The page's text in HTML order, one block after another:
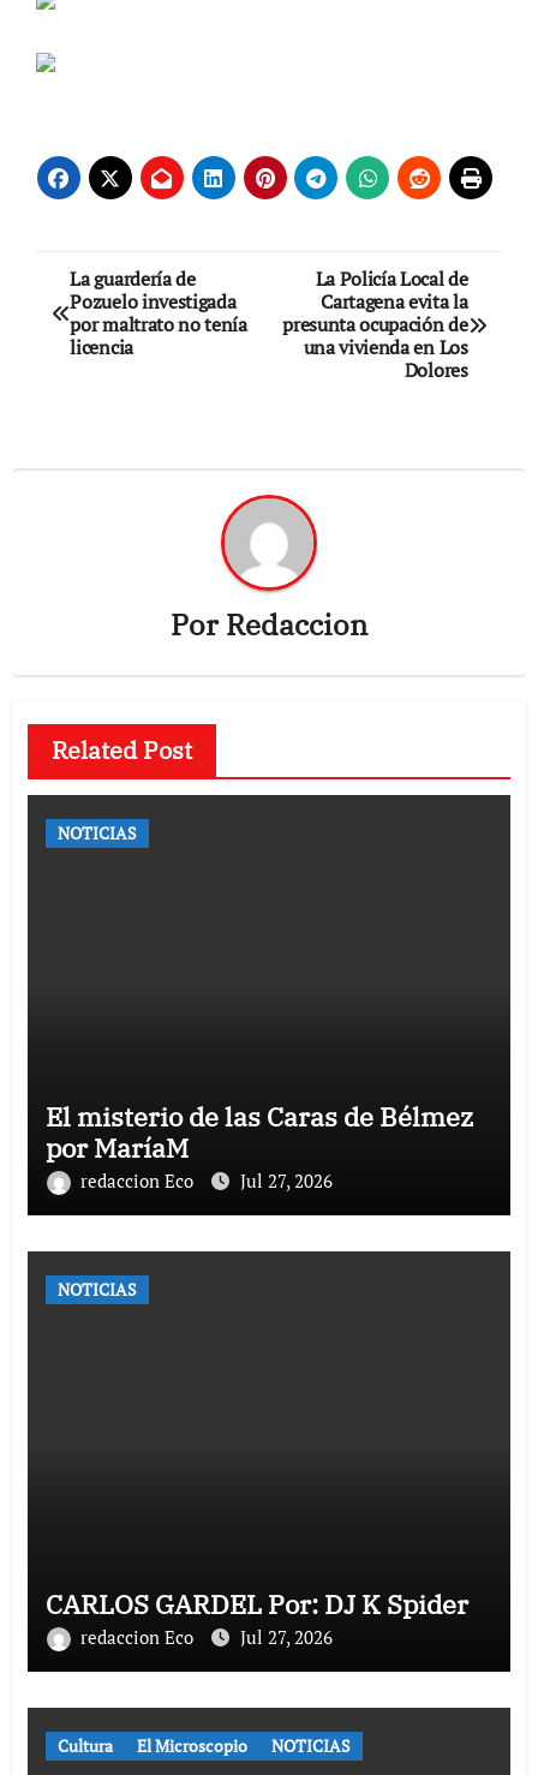
Navegación
de
La guardería de
Pozuelo investigada
por maltrato no tenía
licencia
La Policía Local de
Cartagena evita la
presunta ocupación de
una vivienda en Los
Dolores
PorRedaccion
Related Post
NOTICIAS
El misterio de las Caras de Bélmez
por MaríaM
redaccion Eco Jul 27, 2026
NOTICIAS
CARLOS GARDEL Por: DJ K Spider
redaccion Eco Jul 27, 2026
Cultura El Microscopio NOTICIAS